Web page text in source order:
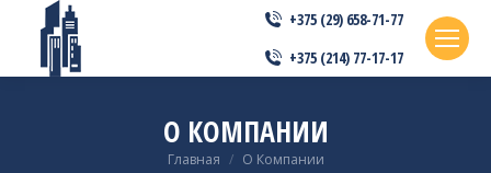
+375 (29) 658-71-77
+375 (214) 77-17-17
О КОМПАНИИ
Вы здесь:
Главная О Компании